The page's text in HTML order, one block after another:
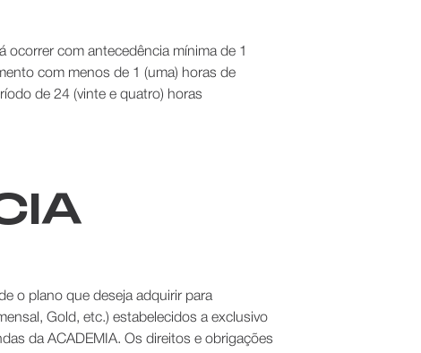
ocorrer com antecedência mínima de 1
com menos de 1 (uma) horas de
de 24 (vinte e quatro) horas
o plano que deseja adquirir para
Gold, etc.) estabelecidos a exclusivo
da ACADEMIA. Os direitos e obrigações